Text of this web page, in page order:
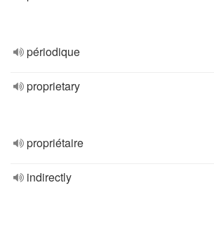
périodique
proprietary
propriétaire
indirectly